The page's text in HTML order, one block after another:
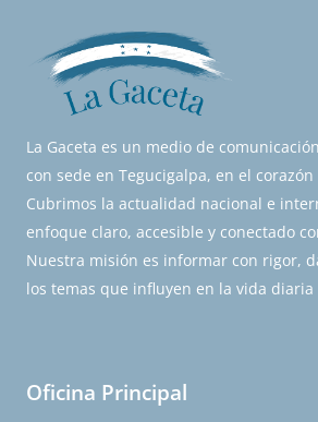
La Gaceta es un medio de
con sede en Tegucigalpa, en el
Cubrimos la actualidad nacional e
enfoque claro, accesible y conectado
Nuestra misión es informar con rigor,
los temas que influyen en la vida
Oficina Principal